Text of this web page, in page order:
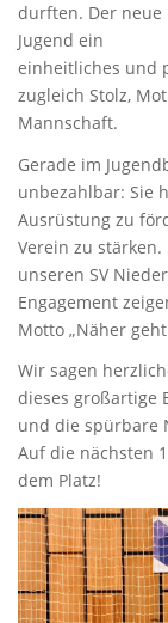
durften. Der neue
Jugend ein
einheitliches und
zugleich Stolz,
Mannschaft.
Gerade im
unbezahlbar: Sie
Ausrüstung zu
Verein zu
unseren SV
Engagement
Motto „Näher
Wir sagen
dieses großartige
und die spürbare
Auf die nächsten
dem Platz!